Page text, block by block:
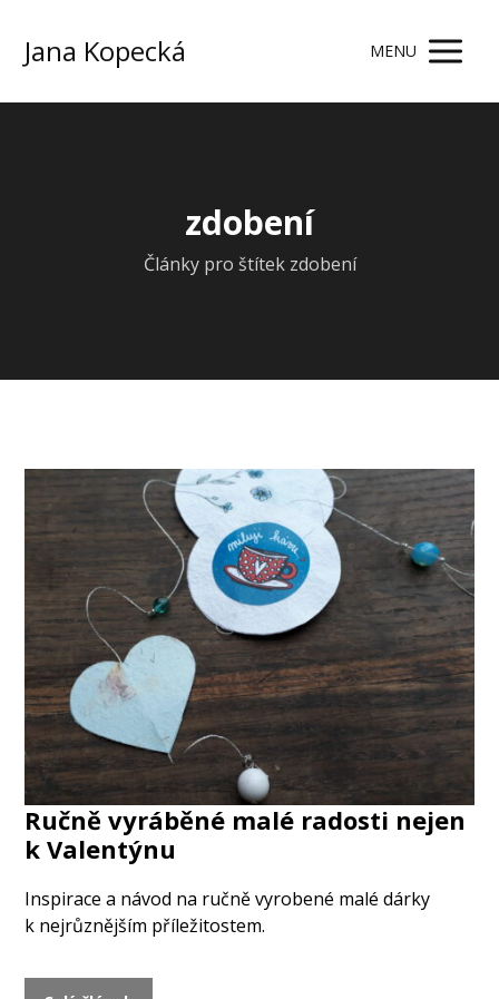
Jana Kopecká MENU
zdobení
Články pro štítek zdobení
Ručně vyráběné malé radosti nejen
k Valentýnu
Inspirace a návod na ručně vyrobené malé dárky
k nejrůznějším příležitostem.